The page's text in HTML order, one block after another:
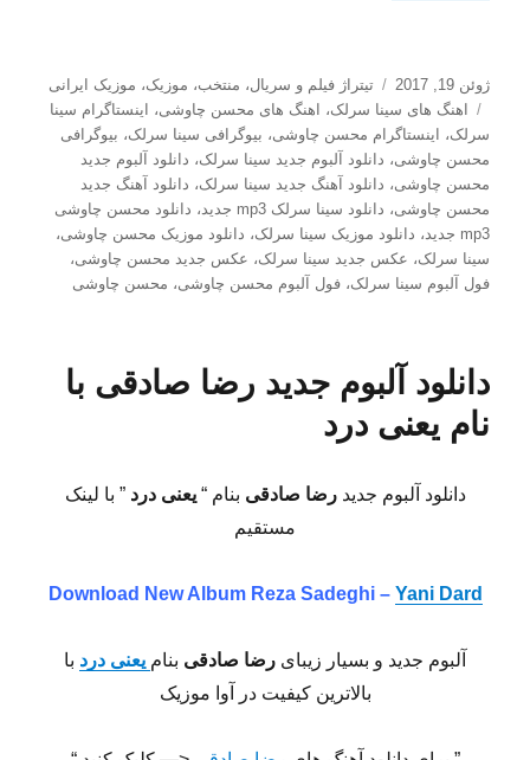
ارسال
شده
در
ژوئن 19, 2017 دسته‌ها
تیتراژ فیلم و سریال، منتخب، موزیک، موزیک ایرانی
برچسب‌ها
اهنگ های سینا سرلک، اهنگ های محسن چاوشی،
اینستاگرام سینا
سرلک، اینستاگرام محسن چاوشی، بیوگرافی سینا سرلک، بیوگرافی
محسن چاوشی، دانلود آلبوم جدید سینا سرلک، دانلود آلبوم جدید
محسن چاوشی، دانلود آهنگ جدید سینا سرلک، دانلود آهنگ جدید
محسن چاوشی، دانلود سینا سرلک mp3 جدید ، دانلود محسن چاوشی
mp3 جدید
، دانلود موزیک سینا سرلک، دانلود موزیک محسن چاوشی،
سینا سرلک، عکس جدید سینا سرلک، عکس جدید محسن چاوشی،
فول آلبوم سینا سرلک،فول آلبوم محسن چاوشی، محسن چاوشی
دانلود آلبوم جدید رضا صادقی با
نام یعنی درد
دانلود آلبوم جدید رضا صادقی بنام “ یعنی درد” با لینک
مستقیم
Download New Album Reza Sadeghi – Yani Dard
آلبوم جدید و بسیار زیبای رضا صادقی بنام یعنی درد با
بالاترین کیفیت در آوا موزیک